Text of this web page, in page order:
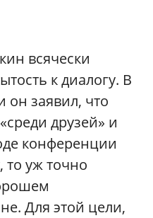
всячески
к диалогу. В
он заявил, что
друзей» и
конференции
уж точно
Для этой цели,